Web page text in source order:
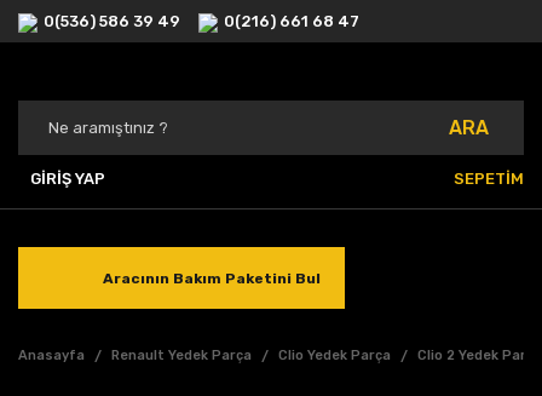
0(536) 586 39 49 0(216) 661 68 47
ARA
GİRİŞ YAP SEPETİM
Aracının Bakım Paketini Bul
Anasayfa Renault Yedek Parça Clio Yedek Parça Clio 2 Yedek